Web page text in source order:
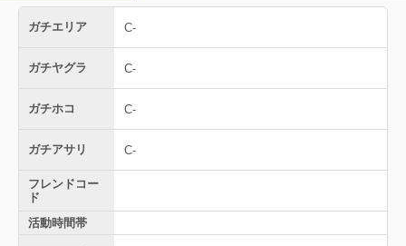
ガチエリア C-
ガチヤグラ C-
ガチホコ C-
ガチアサリ C-
フレンドコー
ド
活動時間帯